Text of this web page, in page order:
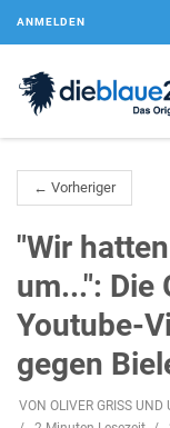
ANMELDEN
← Vorheriger
"Wir
um...": Die
Youtube-
gegen
VON OLIVER GRISS UND